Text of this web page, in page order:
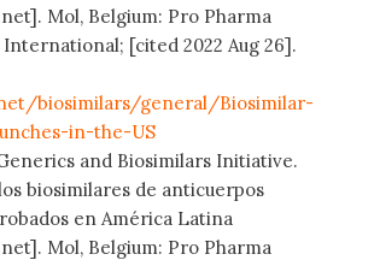
Mol, Belgium: Pro Pharma
[cited 2022 Aug 26].
biosimilars/general/Biosimilar-
in-the-US
and Biosimilars Initiative.
biosimilares de anticuerpos
en América Latina
Mol, Belgium: Pro Pharma